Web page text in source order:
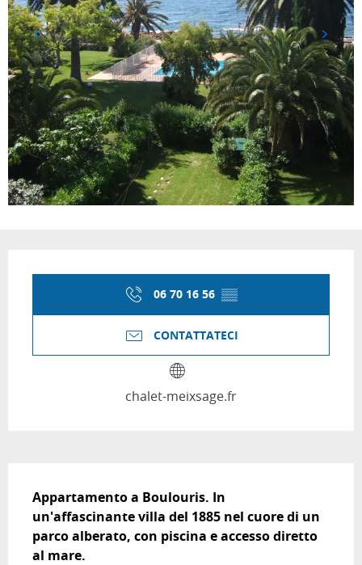
06 70 16 56 ▒▒
CONTATTATECI
chalet-meixsage.fr
Appartamento a Boulouris. In
un'affascinante villa del 1885 nel cuore di un
parco alberato, con piscina e accesso diretto
al mare.